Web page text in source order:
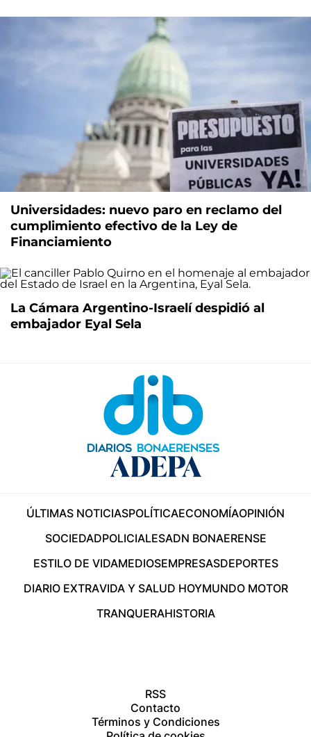
Universidades: nuevo paro en reclamo del
cumplimiento efectivo de la Ley de
Financiamiento
La Cámara Argentino-Israelí despidió al
embajador Eyal Sela
ÚLTIMAS NOTICIASPOLÍTICAECONOMÍAOPINIÓN
SOCIEDADPOLICIALESADN BONAERENSE
ESTILO DE VIDAMEDIOSEMPRESASDEPORTES
DIARIO EXTRAVIDA Y SALUD HOYMUNDO MOTOR
TRANQUERAHISTORIA
RSS
Contacto
Términos y Condiciones